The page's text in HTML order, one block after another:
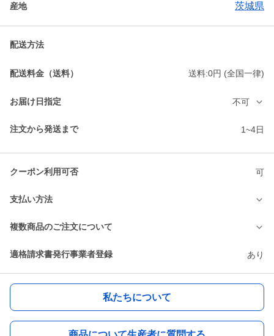
産地 茨城県
配送方法
配送料金（送料） 送料:0円 (全国一律)
お届け日指定 不可
注文から発送まで 1~4日
クーポン利用可否 可
支払い方法
複数商品のご注文について
適格請求書発行事業者登録 あり
私たちについて